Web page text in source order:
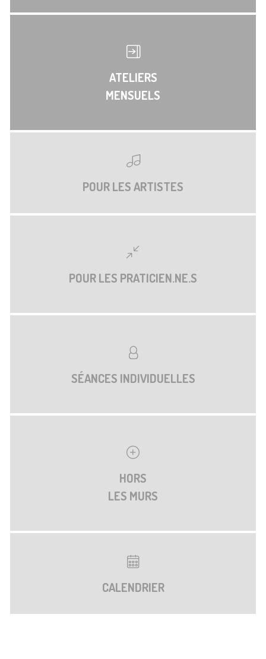
ATELIERS
MENSUELS
POUR LES ARTISTES
POUR LES PRATICIEN.NE.S
SÉANCES INDIVIDUELLES
HORS
LES MURS
CALENDRIER